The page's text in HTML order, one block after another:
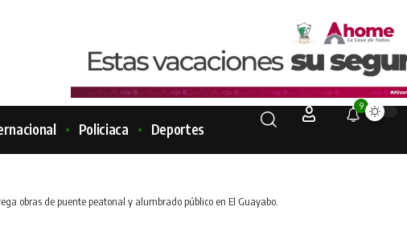
Policiaca Deportes
9
obras de puente peatonal y alumbrado público en El Guayabo.